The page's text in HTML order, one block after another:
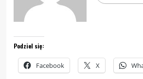
Podziel się:
Facebook X